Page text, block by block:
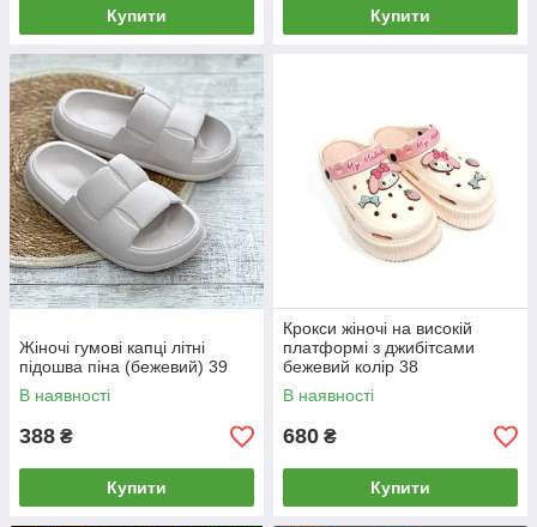
Купити Купити
Жіночі гумові капці літні
підошва піна (бежевий) 39
В наявності
388 ₴
Купити
Крокси жіночі на високій
платформі з джибітсами
бежевий колір 38
В наявності
680 ₴
Купити